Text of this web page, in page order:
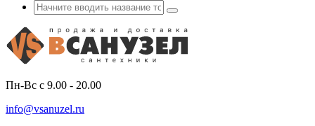
Пн-Вс с 9.00 - 20.00
info@vsanuzel.ru